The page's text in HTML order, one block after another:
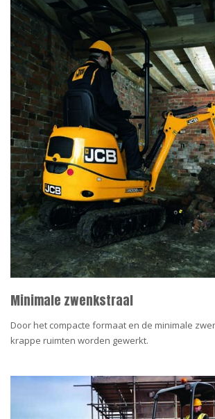
Minimale zwenkstraal
Door het compacte formaat en de minimale
krappe ruimten worden gewerkt.